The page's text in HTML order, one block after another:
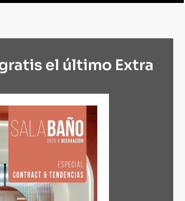
el último Extra